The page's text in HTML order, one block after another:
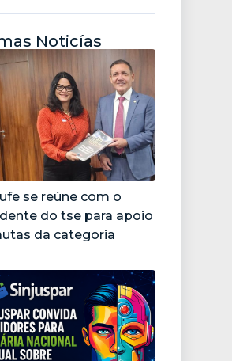
Noticías
se reúne com o
do tse para apoio
da categoria